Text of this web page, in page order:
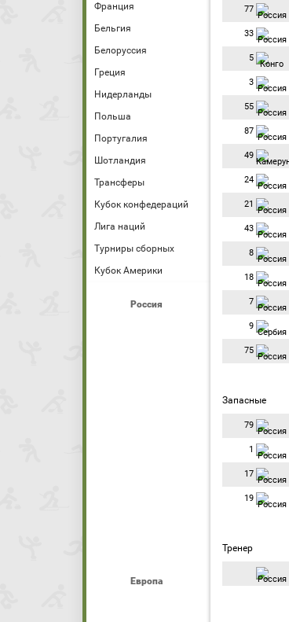
Франция
Бельгия
Белоруссия
Греция
Нидерланды
Польша
Португалия
Шотландия
Трансферы
Кубок конфедераций
Лига наций
Турниры сборных
Кубок Америки
Россия
Европа
77
33
5
3
55
87
49
24
21
43
8
18
7
9
75
Запасные
79
1
17
19
Тренер